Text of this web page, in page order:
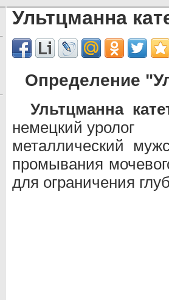
Ультцманна
Определение
Ультцманна
немецкий уролог
металлический
промывания
для ограничения